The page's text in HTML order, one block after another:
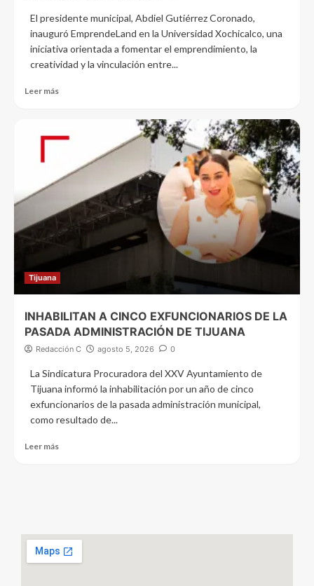
El presidente municipal, Abdiel Gutiérrez Coronado,
inauguró EmprendeLand en la Universidad Xochicalco, una
iniciativa orientada a fomentar el emprendimiento, la
creatividad y la vinculación entre...
Leer más
Tijuana
INHABILITAN A CINCO EXFUNCIONARIOS DE LA
PASADA ADMINISTRACIÓN DE TIJUANA
Redacción C agosto 5, 2026 0
La Sindicatura Procuradora del XXV Ayuntamiento de
Tijuana informó la inhabilitación por un año de cinco
exfuncionarios de la pasada administración municipal,
como resultado de...
Leer más